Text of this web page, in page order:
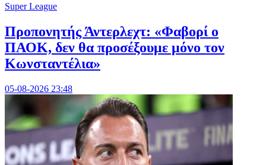
Super League
Προπονητής Άντερλεχτ: «Φαβορί ο
ΠΑΟΚ, δεν θα προσέξουμε μόνο τον
Κωνσταντέλια»
05-08-2026 23:48